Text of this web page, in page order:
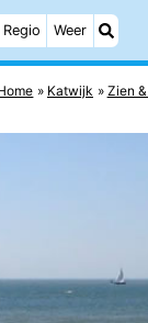
Regio Weer
Katwijk Zien